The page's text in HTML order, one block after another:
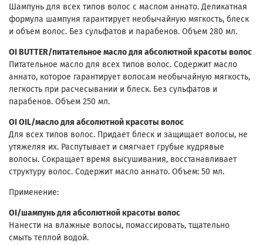
Шампунь для всех типов волос с маслом аннато. Деликатная
формула шампуня гарантирует необычайную мягкость, блеск
и объем волос. Без сульфатов и парабенов. Объем 280 мл.
OI BUTTER/питательное масло для абсолютной красоты волос
Питательное масло для всех типов волос. Содержит масло
аннато, которое гарантирует волосам необычайную мягкость,
легкость при расчесывании и блеск. Без сульфатов и
парабенов. Объем 250 мл.
OI OIL/масло для абсолютной красоты волос
Для всех типов волос. Придает блеск и защищает волосы, не
утяжеляя их. Распутывает и смягчает грубые кудрявые
волосы. Сокращает время высушивания, восстанавливает
структуру волос. Содержит масло аннато. Объем: 50 мл.
Применение:
OI/шампунь для абсолютной красоты волос
Нанести на влажные волосы, помассировать, тщательно
смыть теплой водой.